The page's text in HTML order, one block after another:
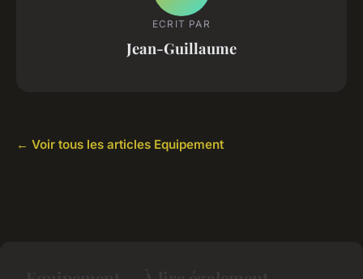
ECRIT PAR
Jean-Guillaume
← Voir tous les articles Equipement